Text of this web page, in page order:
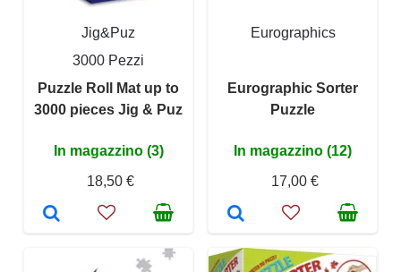
Jig&Puz
3000 Pezzi
Puzzle Roll Mat up to
3000 pieces Jig & Puz
In magazzino (3)
18,50 €
Eurographics
Eurographic Sorter
Puzzle
In magazzino (12)
17,00 €